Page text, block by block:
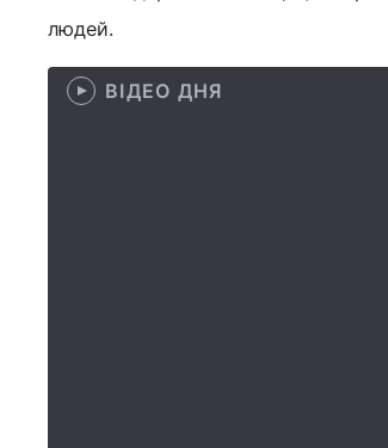
людей.
ВІДЕО ДНЯ